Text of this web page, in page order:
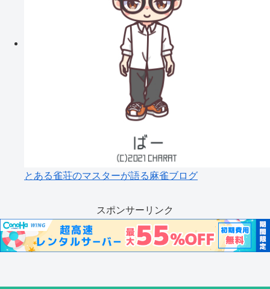
とある雀荘のマスターが語る麻雀ブログ
スポンサーリンク